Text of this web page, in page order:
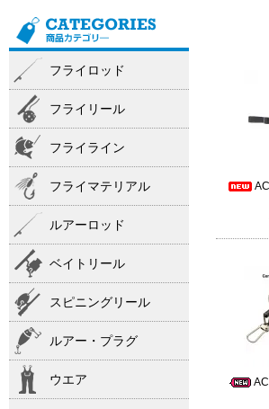
フライロッド
フライリール
フライライン
フライマテリアル
ルアーロッド
ベイトリール
スピニングリール
ルアー・プラグ
ウエア